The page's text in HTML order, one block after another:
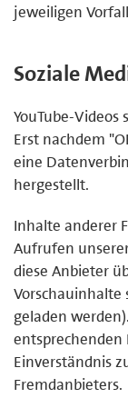
jeweiligen
Soziale
YouTube-
Erst nachdem
eine
hergestellt.
Inhalte anderer
Aufrufen
diese Anbieter
Vorschauinhalte
geladen
entsprechenden
Einverständnis
Fremdanbieters.